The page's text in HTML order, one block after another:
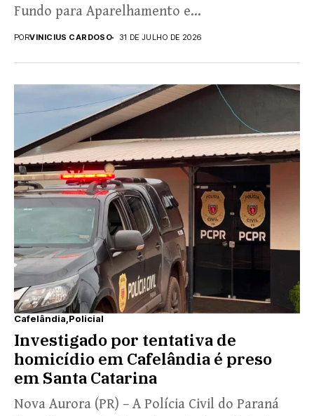
Fundo para Aparelhamento e
Operacionalização das Atividades-fim da...
PORVINICIUS CARDOSO 31 DE JULHO DE 2026
Cafelândia Policial
Investigado por tentativa de
homicídio em Cafelândia é preso
em Santa Catarina
Nova Aurora (PR) – A Polícia Civil do Paraná